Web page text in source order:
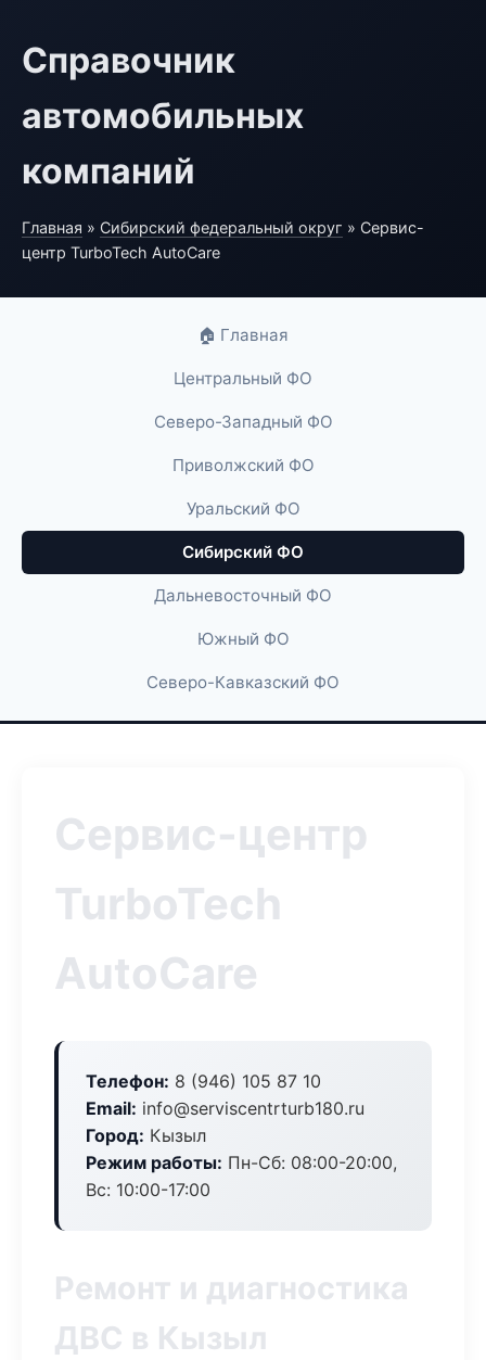
Справочник
автомобильных
компаний
Главная » Сибирский федеральный округ » Сервис-
центр TurboTech AutoCare
🏠 Главная
Центральный ФО
Северо-Западный ФО
Приволжский ФО
Уральский ФО
Сибирский ФО
Дальневосточный ФО
Южный ФО
Северо-Кавказский ФО
Сервис-центр
TurboTech
AutoCare
Телефон: 8 (946) 105 87 10
Email: info@serviscentrturb180.ru
Город: Кызыл
Режим работы: Пн-Сб: 08:00-20:00,
Вс: 10:00-17:00
Ремонт и диагностика
ДВС в Кызыл